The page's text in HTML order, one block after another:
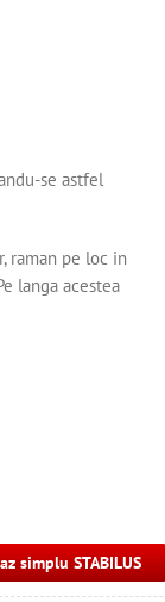
se astfel
raman pe loc in
langa acestea
simplu STABILUS